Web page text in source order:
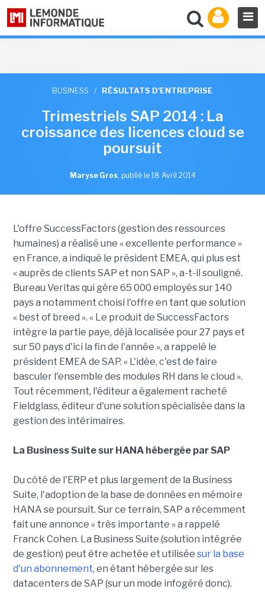
BUSINESS / RÉSULTATS D'ENTREPRISE
Trimestriels SAP 2014 : La
croissance des licences cloud se
poursuit
Maryse Gros, publié le 18 Avril 2014
L'offre SuccessFactors (gestion des ressources
humaines) a réalisé une « excellente performance »
en France, a indiqué le président EMEA, qui plus est
« auprès de clients SAP et non SAP », a-t-il souligné.
Bureau Veritas qui gère 65 000 employés sur 140
pays a notamment choisi l'offre en tant que solution
« best of breed ». « Le produit de SuccessFactors
intègre la partie paye, déjà localisée pour 27 pays et
sur 50 pays d'ici la fin de l'année », a rappelé le
président EMEA de SAP. « L'idée, c'est de faire
basculer l'ensemble des modules RH dans le cloud ».
Tout récemment, l'éditeur a également racheté
Fieldglass, éditeur d'une solution spécialisée dans la
gestion des intérimaires.
La Business Suite sur HANA hébergée par SAP
Du côté de l'ERP et plus largement de la Business
Suite, l'adoption de la base de données en mémoire
HANA se poursuit. Sur ce terrain, SAP a récemment
fait une annonce « très importante » a rappelé
Franck Cohen. La Business Suite (solution intégrée
de gestion) peut être achetée et utilisée sur la base
d'un abonnement, en étant hébergée sur les
datacenters de SAP (sur un mode infogéré donc).